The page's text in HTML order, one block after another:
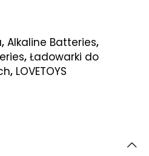
, Alkaline Batteries,
, Ładowarki do
, LOVETOYS